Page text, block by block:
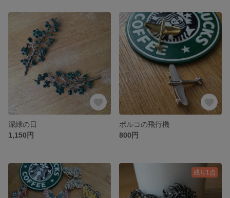
深緑の日
1,150円
ポルコの飛行機
800円
残り1点